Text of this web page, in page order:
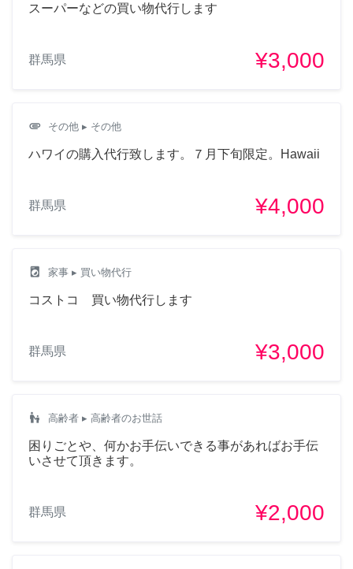
スーパーなどの買い物代行します
群馬県 ¥3,000
attachment その他 ▸ その他
ハワイの購入代行致します。７月下旬限定。Hawaii
群馬県 ¥4,000
local_laundry_service 家事 ▸ 買い物代行
コストコ 買い物代行します
群馬県 ¥3,000
escalator_warning 高齢者 ▸ 高齢者のお世話
困りごとや、何かお手伝いできる事があればお手伝
いさせて頂きます。
群馬県 ¥2,000